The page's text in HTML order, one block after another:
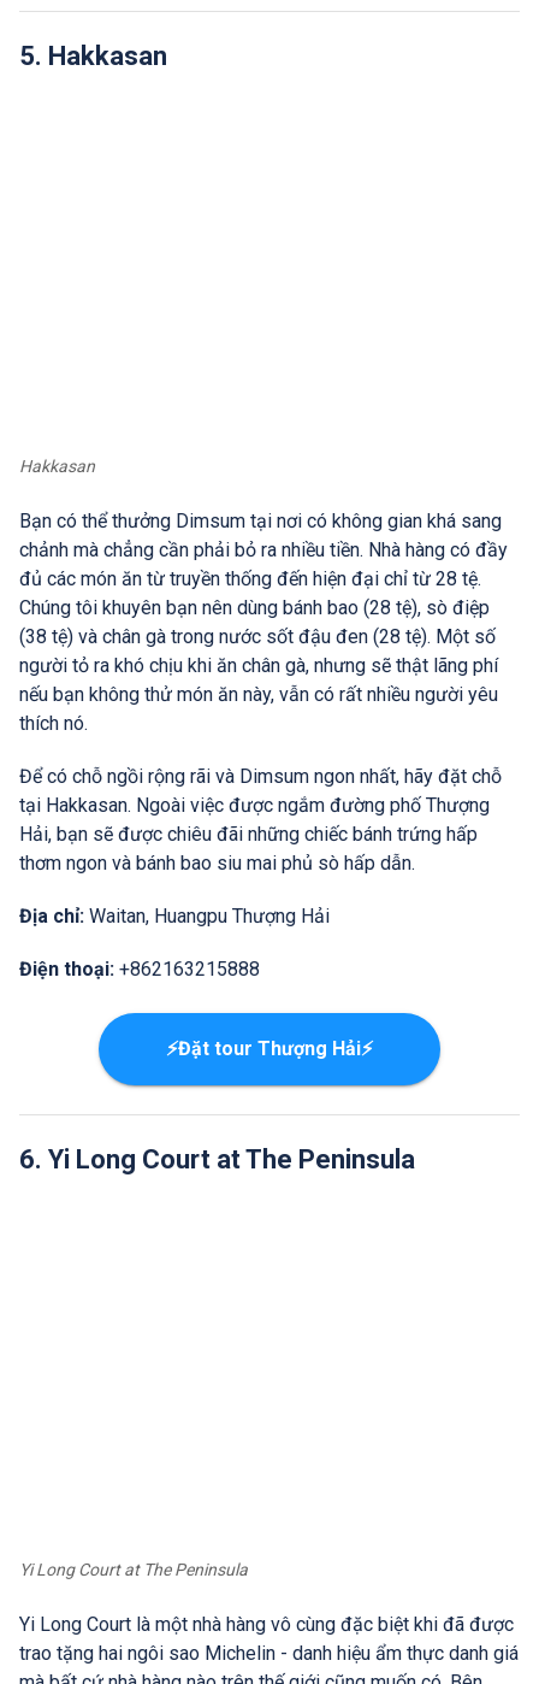
5. Hakkasan
Hakkasan
Bạn có thể thưởng Dimsum tại nơi có không gian khá sang
chảnh mà chẳng cần phải bỏ ra nhiều tiền. Nhà hàng có đầy
đủ các món ăn từ truyền thống đến hiện đại chỉ từ 28 tệ.
Chúng tôi khuyên bạn nên dùng bánh bao (28 tệ), sò điệp
(38 tệ) và chân gà trong nước sốt đậu đen (28 tệ). Một số
người tỏ ra khó chịu khi ăn chân gà, nhưng sẽ thật lãng phí
nếu bạn không thử món ăn này, vẫn có rất nhiều người yêu
thích nó.
Để có chỗ ngồi rộng rãi và Dimsum ngon nhất, hãy đặt chỗ
tại Hakkasan. Ngoài việc được ngắm đường phố Thượng
Hải, bạn sẽ được chiêu đãi những chiếc bánh trứng hấp
thơm ngon và bánh bao siu mai phủ sò hấp dẫn.
Địa chỉ: Waitan, Huangpu Thượng Hải
Điện thoại: +862163215888
⚡Đặt tour Thượng Hải⚡
6. Yi Long Court at The Peninsula
Yi Long Court at The Peninsula
Yi Long Court là một nhà hàng vô cùng đặc biệt khi đã được
trao tặng hai ngôi sao Michelin - danh hiệu ẩm thực danh giá